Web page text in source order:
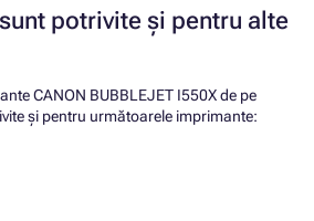
potrivite și pentru alte
CANON BUBBLEJET I550X de pe
și pentru următoarele imprimante: